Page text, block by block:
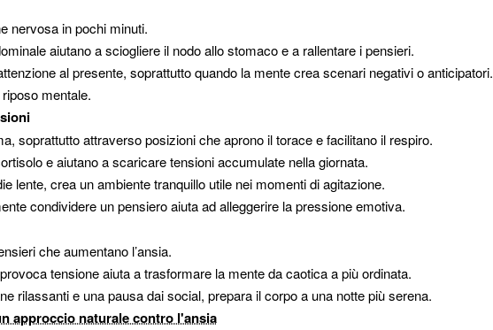
nervosa in pochi minuti.
aiutano a sciogliere il nodo allo stomaco e a rallentare i pensieri.
al presente, soprattutto quando la mente crea scenari negativi o anticipatori.
mentale.
soprattutto attraverso posizioni che aprono il torace e facilitano il respiro.
e aiutano a scaricare tensioni accumulate nella giornata.
lente, crea un ambiente tranquillo utile nei momenti di agitazione.
condividere un pensiero aiuta ad alleggerire la pressione emotiva.
che aumentano l’ansia.
tensione aiuta a trasformare la mente da caotica a più ordinata.
rilassanti e una pausa dai social, prepara il corpo a una notte più serena.
approccio naturale contro l'ansia